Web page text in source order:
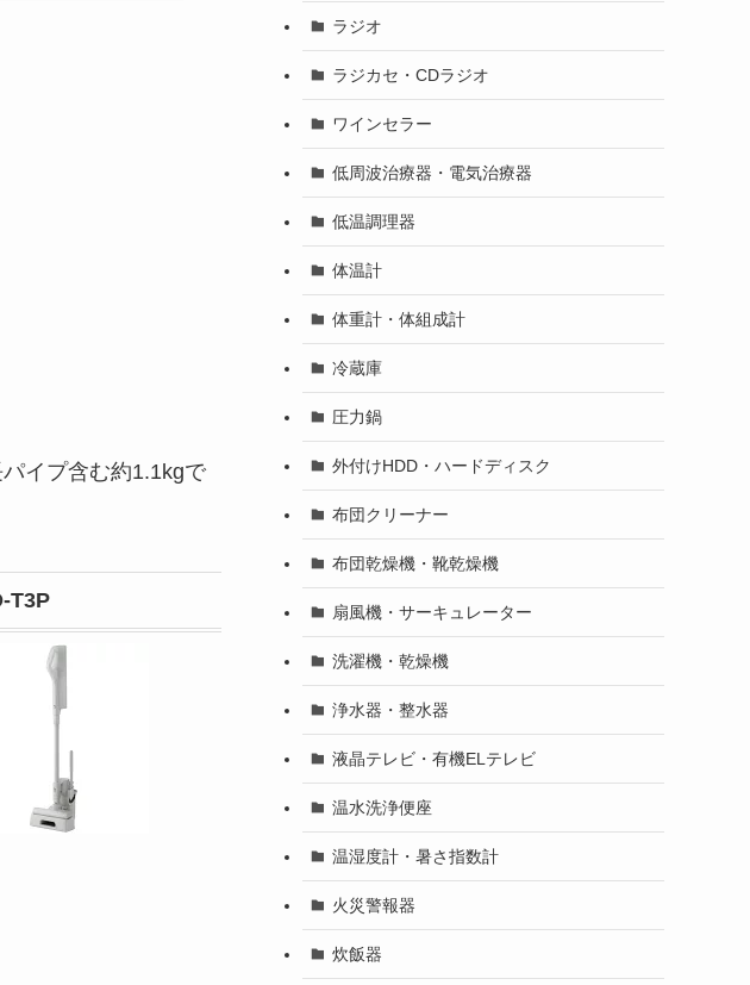
イプ含む約1.1kgで
T3P
ラジオ
ラジカセ・CDラジオ
ワインセラー
低周波治療器・電気治療器
低温調理器
体温計
体重計・体組成計
冷蔵庫
圧力鍋
外付けHDD・ハードディスク
布団クリーナー
布団乾燥機・靴乾燥機
扇風機・サーキュレーター
洗濯機・乾燥機
浄水器・整水器
液晶テレビ・有機ELテレビ
温水洗浄便座
温湿度計・暑さ指数計
火災警報器
炊飯器